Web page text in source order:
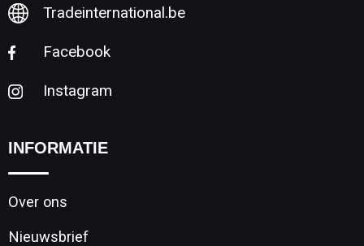
Tradeinternational.be
Facebook
Instagram
INFORMATIE
Over ons
Nieuwsbrief